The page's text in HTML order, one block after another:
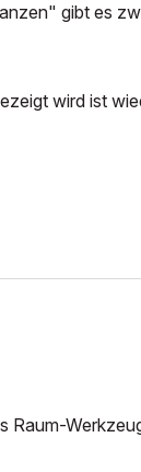
gibt es
wird ist